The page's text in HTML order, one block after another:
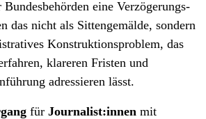
eine Verzögerungs­
das nicht als Sittengemälde, sondern
Konstruktionsproblem, das
klareren Fristen und
adressieren lässt.
für Journalist:innen mit